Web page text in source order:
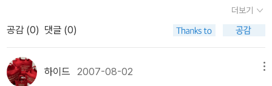
정이 등장한 책이죠.역시나 걸작중 하나!! 16 1937 화형법정 불가
사의한 추리소설의 대가 존 딕슨 카의 대표작중 하나죠.명탐정은 안
번역이라 편하게 읽으시려면 엘릭시르를 추천합니다. 17 1938 유다
의 창 카의 또다른 걸작!! 근데 절판... 18 1938 야수는 죽어야 한다
Dick. Whip Hand (Jove) Fremlin, Celia. The Hours Before D
awn (Academy Chicago)George, Elizabeth. A Great Deliver
ance (Bantam)Gilbert, Michael. Smallbone Deceased (curr
ently unavailable)Grafton, Sue. 'A' is for Alibi (Bantam)Grah
am, Caroline. The Killings at Badger's Drift (currently unava
가 이야기는 허약하기만 합니다. 애초에 박찬욱 감독에게 잘 짜인 플
롯을 기대하는 것이 현명치 못한 짓이겠지만 최소한 작품을 끝까지
가 거칠다보니 감독의 스타일이 더욱 눈에 잘 들어오기는 하더군요.
하지만 눈에 보이는 건 스타일의 과잉이었습니다. 국적 불명의 의상
의 헛됨을 건조한 문체로 그렸다. 이 작품은 A. 카뮈의 《이방인(194
2)》에 영향을 미쳤다. 그 밖에 《세레나데(1937)》 《밀드렛 피어스(1
941)》 등이 있다. -추천:9 일본 독자들이 뽑은 서양 고전 미스터리 1
00 일본 EQ 독자들이 뽑은 미스터리 100 CWA 추천 베스트 미스터
더보기
공감 (0) 댓글 (0)
하이드 2007-08-02